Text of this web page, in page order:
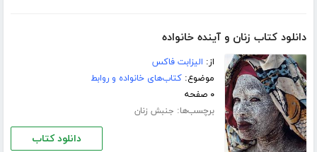
دانلود کتاب زنان و آینده خانواده
از: الیزابت فاکس
موضوع:کتاب‌های خانواده و روابط
۰ صفحه
برچسب‌ها: جنبش زنان
دانلود کتاب